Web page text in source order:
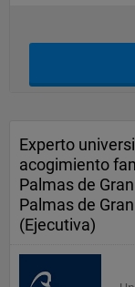
Experto
acogimiento
Palmas de
Palmas de
(Ejecutiva)